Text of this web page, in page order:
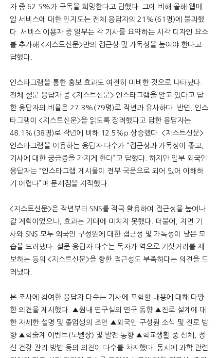
자 중 62.5%가 구독을 희망한다고 답했다. 그에 비해 올해 웹메
일 서비스에 대한 인지도는 전체 응답자의 21%(61명)에 불과했
다. 서비스 이용자 중 일부는 각 기사를 요약하는 시각 디자인 요소
를 추가해 <지스트신문>만의 접근성 및 가독성을 높여야 한다고
답했다.
인스타그램을 통한 홍보 효과도 여전히 미비한 것으로 나타났다.
전체 설문 응답자 중 <지스트신문> 인스타그램을 알고 있다고 답
한 응답자의 비율은 27.3%(79명)로 작년과 유사하다. 반면, 인스
타그램이 <지스트신문>을 읽도록 장려했다고 답한 응답자는
48.1%(38명)로 작년에 비해 12.5%p 상승했다. <지스트신문>
인스타그램을 이용하는 응답자 다수가 “접근성과 가독성이 좋고,
기사에 대한 궁금증을 가지게 한다”고 답했다. 하지만 일부 외국인
응답자는 “인스타그램 게시물이 전부 국문으로 되어 있어 이해하
기 어렵다”며 문제점을 지적했다.
<지스트신문>은 작년부터 SNS를 적극 활용하여 접근성을 높여나
갈 계획이었으나, 효과는 기대에 미치지 못했다. 더불어, 지면 기
사와 SNS 모두 외국인 구성원에 대한 접근성 및 가독성이 낮은 모
습을 드러냈다. 설문 응답자 다수는 독자가 역으로 기삿거리를 제
보하는 등의 <지스트신문>을 향한 접근성도 부족하다는 의견을 드
러냈다.
본 조사에 참여한 응답자 다수는 기사에 포함할 내용에 대해 다양
한 의견을 제시했다. ▲원내 연구실의 연구 동향 ▲진로 설계에 대
한 자세한 설명 및 졸업생의 조언 ▲외국인 구성원 소식 및 진로 방
향 ▲학술계 이벤트(노벨상) 및 발전 동향 ▲학교생활 중 신체, 정
신 건강 관리 방법 등의 의견이 다수를 차지했다. 동시에 과학 관련